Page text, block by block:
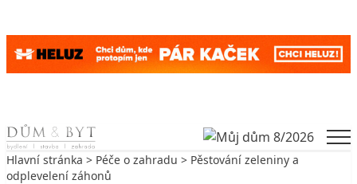
Skip to content
Hlavní stránka > Péče o zahradu > Pěstování zeleniny a
odplevelení záhonů